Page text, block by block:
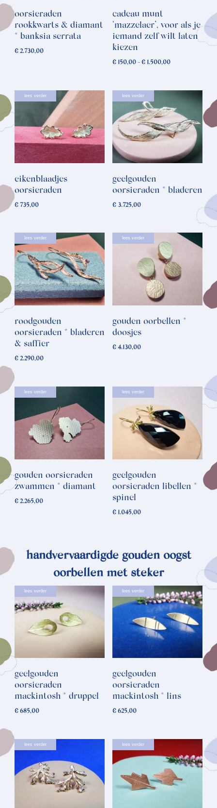
oorsieraden
rookkwarts & diamant
* banksia serrata
€ 2.730,00
cadeau munt
‘mazzelaer’, voor als je
iemand zelf wilt laten
kiezen
€150,00 - €1.500,00Prijsklasse:
lees verder
eikenblaadjes
oorsieraden
€ 735,00
lees verder
geelgouden
oorsieraden * bladeren
€3.725,00
lees verder
roodgouden
oorsieraden * bladeren
& saffier
€ 2.290,00
lees verder
gouden oorbellen *
doosjes
€4.130,00
lees verder
gouden oorsieraden
zwammen * diamant
€ 2.265,00
lees verder
geelgouden
oorsieraden libellen *
spinel
€1.045,00
handvervaardigde gouden oogst
oorbellen met steker
lees verder
geelgouden
oorsieraden
mackintosh * druppel
€ 685,00
lees verder
geelgouden
oorsieraden
mackintosh * lins
€625,00
lees verder lees verder